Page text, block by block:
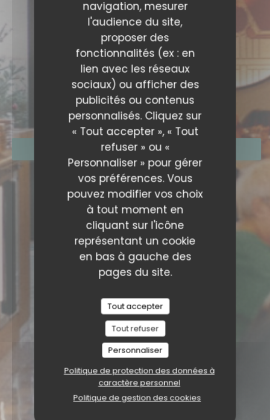
navigation, mesurer
l'audience du site,
proposer des
fonctionnalités (ex : en
lien avec les réseaux
sociaux) ou afficher des
publicités ou contenus
personnalisés. Cliquez sur
« Tout accepter », « Tout
refuser » ou «
Personnaliser » pour gérer
vos préférences. Vous
pouvez modifier vos choix
à tout moment en
cliquant sur l'icône
représentant un cookie
en bas à gauche des
pages du site.
Tout accepter
Tout refuser
Personnaliser
Politique de protection des données à
caractère personnel
Politique de gestion des cookies
AMORE HOSSEGOR
TRATTORIA|SOORTS-HOSSEGOR
RÉSERVER